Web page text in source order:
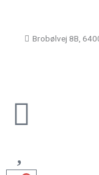
Brobølvej 8B,